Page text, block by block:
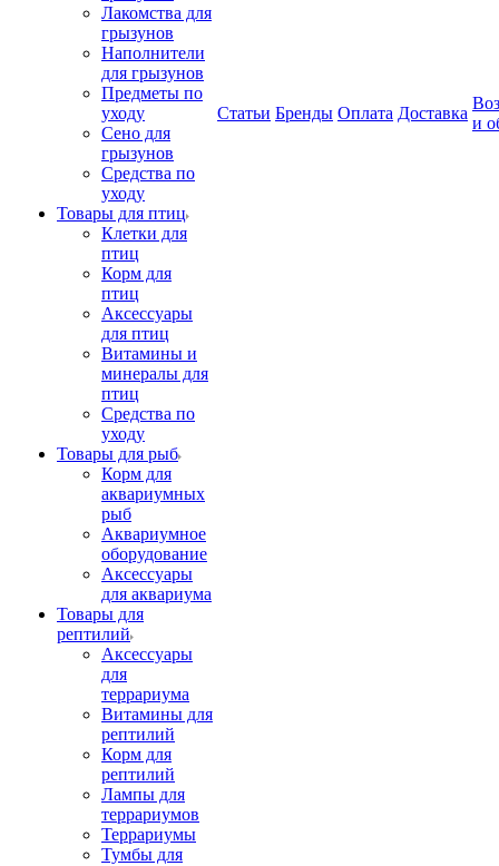
Лакомства для
грызунов
Наполнители
для грызунов
Предметы по
уходу
Сено для
грызунов
Средства по
уходу
Товары для птиц
Клетки для
птиц
Корм для
птиц
Аксессуары
для птиц
Витамины и
минералы для
птиц
Средства по
уходу
Товары для рыб
Корм для
аквариумных
рыб
Аквариумное
оборудование
Аксессуары
для аквариума
Товары для
рептилий
Аксессуары
для
террариума
Витамины для
рептилий
Корм для
рептилий
Лампы для
террариумов
Террариумы
Тумбы для
Статьи Бренды Оплата Доставка
и